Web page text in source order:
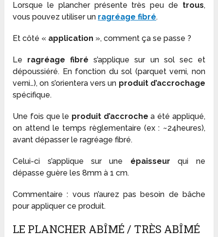
Lorsque le plancher présente très peu de trous,
vous pouvez utiliser un ragréage fibré.
Et côté « application », comment ça se passe ?
Le ragréage fibré s’applique sur un sol sec et
dépoussiéré. En fonction du sol (parquet verni, non
verni…), on s’orientera vers un produit d’accrochage
spécifique.
Une fois que le produit d’accroche a été appliqué,
on attend le temps règlementaire (ex : ~24heures),
avant dépasser le ragréage fibré.
Celui-ci s’applique sur une épaisseurqui ne
dépasse guère les 8mm à 1 cm.
Commentaire : vous n’aurez pas besoin de bâche
pour appliquer ce produit.
LE PLANCHER ABÎMÉ / TRÈS ABÎMÉ